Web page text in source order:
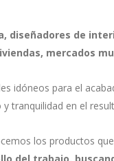
diseñadores de
mercados
idóneos para el
tranquilidad en el
los productos